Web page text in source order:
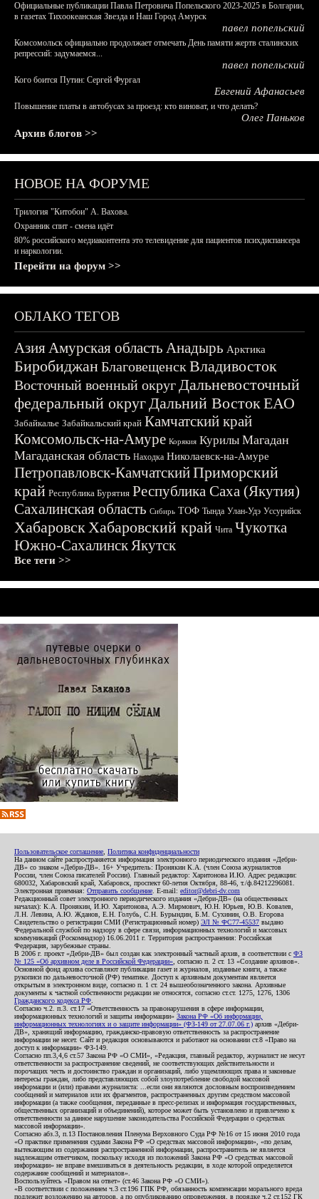
Официальные публикации Павла Петровича Попельского 2023-2025 в Болгарии,
в газетах Тихоокеанская Звезда и Наш Город Амурск
павел попельский
Комсомольск официально продолжает отмечать День памяти жертв сталинских
репрессий: задумаемся...
павел попельский
Кого боится Путин: Сергей Фургал
Евгений Афанасьев
Повышение платы в автобусах за проезд: кто виноват, и что делать?
Олег Паньков
Архив блогов >>
НОВОЕ НА ФОРУМЕ
Трилогия "Китобои" А. Вахова.
Охранник спит - смена идёт
80% российского медиаконтента это телевидение для пациентов психдиспансера
и наркологии.
Перейти на форум >>
ОБЛАКО ТЕГОВ
АзияАмурская область Анадырь Арктика
БиробиджанБлаговещенскВладивосток
Восточный военный округДальневосточный
федеральный округДальний ВостокЕАО
Забайкалье Забайкальский край Камчатский край
Комсомольск-на-Амуре Корякия Курилы Магадан
Магаданская область Находка Николаевск-на-Амуре
Петропавловск-КамчатскийПриморский
край Республика Бурятия Республика Саха (Якутия)
Сахалинская область Сибирь ТОФ Тында Улан-Удэ Уссурийск
ХабаровскХабаровский край Чита Чукотка
Южно-СахалинскЯкутск
Все теги >>
Пользовательское соглашение Политика конфиденциальности
На данном сайте распространяется информация электронного периодического издания «Дебри-
ДВ» со знаком «Дебри-ДВ». 16+ Учредитель: Пронякин К.А. (член Союза журналистов
России, член Союза писателей России). Главный редактор: Харитонова И.Ю. Адрес редакции:
680032, Хабаровский край, Хабаровск, проспект 60-летия Октября, 88-46, т./ф.84212296081.
Электронная приемная: Отправить сообщение . E-mail: editor@debri-dv.com
Редакционный совет электронного периодического издания «Дебри-ДВ» (на общественных
началах): К.А. Пронякин, И.Ю. Харитонова, А.Э. Мирмович, Ю.Н. Юрьев, Ю.В. Ковалев,
Л.Н. Левина, А.Ю. Жданов, Е.Н. Голубь, С.Н. Бурындин, Б.М. Сухинин, О.В. Егорова
Свидетельство о регистрации СМИ (Регистрационный номер) ЭЛ № ФС77-45537 выдано
Федеральной службой по надзору в сфере связи, информационных технологий и массовых
коммуникаций (Роскомнадзор) 16.06.2011 г. Территория распространения: Российская
Федерация, зарубежные страны.
В 2006 г. проект «Дебри-ДВ» был создан как электронный частный архив, в соответствии с ФЗ
№ 125 «Об архивном деле в Российской Федерации» , согласно п. 2 ст. 13 «Создание архивов».
Основной фонд архива составляют публикации газет и журналов, изданные книги, а также
рукописи по дальневосточной (РФ) тематике. Доступ к архивным документам является
открытым в электронном виде, согласно п. 1 ст. 24 вышеобозначенного закона. Архивные
документы к частной собственности редакции не относятся, согласно ст.ст. 1275, 1276, 1306
Гражданского кодекса РФ
Согласно ч.2. п.3. ст.17 «Ответственность за правонарушения в сфере информации,
информационных технологий и защиты информации» Закона РФ «Об информации,
информационных технологиях и о защите информации» (ФЗ-149 от 27.07.06 г.) архив «Дебри-
ДВ», хранящий информацию, гражданско-правовую ответственность за распространение
информации не несет. Сайт и редакция основываются и работают на основании ст.8 «Право на
доступ к информации» ФЗ-149.
Согласно пп.3,4,6 ст.57 Закона РФ «О СМИ», «Редакция, главный редактор, журналист не несут
ответственности за распространение сведений, не соответствующих действительности и
порочащих честь и достоинство граждан и организаций, либо ущемляющих права и законные
интересы граждан, либо представляющих собой злоупотребление свободой массовой
информации и (или) правами журналиста: ...если они являются дословным воспроизведением
сообщений и материалов или их фрагментов, распространенных другим средством массовой
информации (а также сообщения, переданные в пресс-релизах и информация государственных,
общественных организаций и объединений), которое может быть установлено и привлечено к
ответственности за данное нарушение законодательства Российской Федерации о средствах
массовой информации».
Согласно абз.3, п.13 Постановления Пленума Верховного Суда РФ №16 от 15 июня 2010 года
«О практике применения судами Закона РФ «О средствах массовой информации», «по делам,
вытекающим из содержания распространенной информации, распространитель не является
надлежащим ответчиком, поскольку исходя из положений Закона РФ «О средствах массовой
информации» не вправе вмешиваться в деятельность редакции, в ходе которой определяется
содержание сообщений и материалов».
Воспользуйтесь «Правом на ответ» (ст.46 Закона РФ «О СМИ»).
«В соответствии с положением ч.3 ст.196 ГПК РФ, обязанность компенсации морального вреда
подлежит возложению на авторов, а по опубликованию опровержения, в порядке ч.2 ст.152 ГК